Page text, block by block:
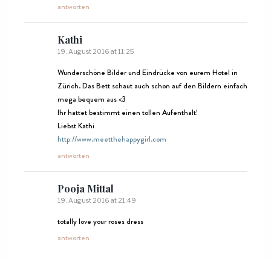
antworten
Kathi
19. August 2016 at 11:25
Wunderschöne Bilder und Eindrücke von eurem Hotel in
Zürich. Das Bett schaut auch schon auf den Bildern einfach
mega bequem aus <3
Ihr hattet bestimmt einen tollen Aufenthalt!
Liebst Kathi
http://www.meetthehappygirl.com
antworten
Pooja Mittal
19. August 2016 at 21:49
totally love your roses dress
antworten